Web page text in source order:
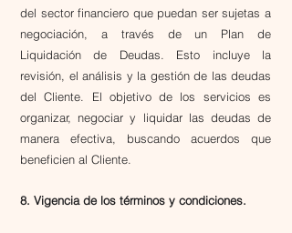
del sector financiero que puedan ser sujetas a
negociación, a través de un Plan de
Liquidación de Deudas. Esto incluye la
revisión, el análisis y la gestión de las deudas
del Cliente. El objetivo de los servicios es
organizar, negociar y liquidar las deudas de
manera efectiva, buscando acuerdos que
beneficien al Cliente.
8. Vigencia de los términos y condiciones.